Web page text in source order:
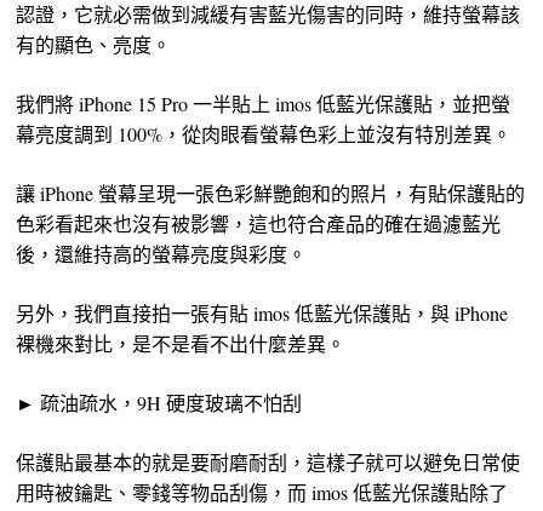
認證，它就必需做到減緩有害藍光傷害的同時，維持螢幕該
有的顯色、亮度。
我們將 iPhone 15 Pro 一半貼上 imos 低藍光保護貼，並把螢
幕亮度調到 100%，從肉眼看螢幕色彩上並沒有特別差異。
讓 iPhone 螢幕呈現一張色彩鮮艷飽和的照片，有貼保護貼的
色彩看起來也沒有被影響，這也符合產品的確在過濾藍光
後，還維持高的螢幕亮度與彩度。
另外，我們直接拍一張有貼 imos 低藍光保護貼，與 iPhone
裸機來對比，是不是看不出什麼差異。
► 疏油疏水，9H 硬度玻璃不怕刮
保護貼最基本的就是要耐磨耐刮，這樣子就可以避免日常使
用時被鑰匙、零錢等物品刮傷，而 imos 低藍光保護貼除了